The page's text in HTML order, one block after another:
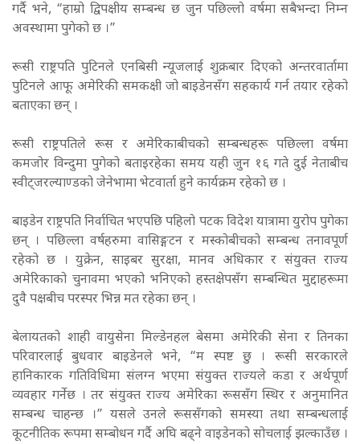
गर्दै भने, “हाम्रो द्विपक्षीय सम्बन्ध छ जुन पछिल्लो वर्षमा सबैभन्दा निम्न
अवस्थामा पुगेको छ ।”
रूसी राष्ट्रपति पुटिनले एनबिसी न्यूजलाई शुक्रबार दिएको अन्तरवार्तामा
पुटिनले आफू अमेरिकी समकक्षी जो बाइडेनसँग सहकार्य गर्न तयार रहेको
बताएका छन् ।
रूसी राष्ट्रपतिले रूस र अमेरिकाबीचको सम्बन्धहरू पछिल्ला वर्षमा
कमजोर विन्दुमा पुगेको बताइरहेका समय यही जुन १६ गते दुई नेताबीच
स्वीट्जरल्याण्डको जेनेभामा भेटवार्ता हुने कार्यक्रम रहेको छ ।
बाइडेन राष्ट्रपति निर्वाचित भएपछि पहिलो पटक विदेश यात्रामा युरोप पुगेका
छन् । पछिल्ला वर्षहरुमा वासिङ्गटन र मस्कोबीचको सम्बन्ध तनावपूर्ण
रहेको छ । युक्रेन, साइबर सुरक्षा, मानव अधिकार र संयुक्त राज्य
अमेरिकाको चुनावमा भएको भनिएको हस्तक्षेपसँग सम्बन्धित मुद्दाहरूमा
दुवै पक्षबीच परस्पर भिन्न मत रहेका छन् ।
बेलायतको शाही वायुसेना मिल्डेनहल बेसमा अमेरिकी सेना र तिनका
परिवारलाई बुधवार बाइडेनले भने, “म स्पष्ट छु । रूसी सरकारले
हानिकारक गतिविधिमा संलग्न भएमा संयुक्त राज्यले कडा र अर्थपूर्ण
व्यवहार गर्नेछ । तर संयुक्त राज्य अमेरिका रूससँग स्थिर र अनुमानित
सम्बन्ध चाहन्छ ।” यसले उनले रूससँगको समस्या तथा सम्बन्धलाई
कूटनीतिक रूपमा सम्बोधन गर्दै अघि बढ्ने वाइडेनको सोचलाई झल्काउँछ ।